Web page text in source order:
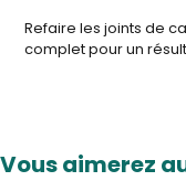
Refaire les joints de
complet pour un
Vous aimerez